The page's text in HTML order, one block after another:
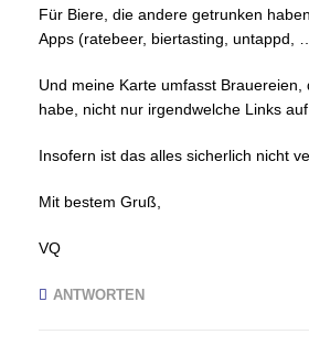
Für Biere, die andere getrunken
Apps (ratebeer, biertasting, untappd,
Und meine Karte umfasst Brauereien,
habe, nicht nur irgendwelche Links
Insofern ist das alles sicherlich nicht
Mit bestem Gruß,
VQ
ANTWORTEN